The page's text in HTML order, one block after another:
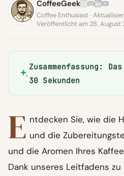
CoffeeGeek
Coffee Enthusiast ·
Veröffentlicht am 28. August
Zusammenfassung:
30 Sekunden
E ntdecken Sie, wie die
und die
und die Aromen Ihres
Dank unseres Leitfadens